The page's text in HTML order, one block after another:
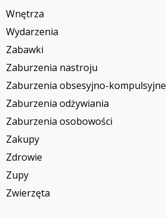
Wnętrza
Wydarzenia
Zabawki
Zaburzenia nastroju
Zaburzenia obsesyjno-kompulsyjne
Zaburzenia odżywiania
Zaburzenia osobowości
Zakupy
Zdrowie
Zupy
Zwierzęta